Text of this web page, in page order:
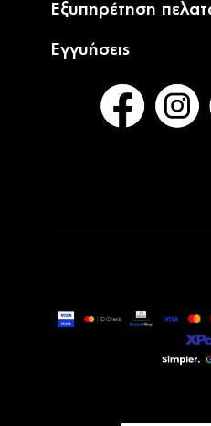
Εξυπηρέτηση
Εγγυήσεις